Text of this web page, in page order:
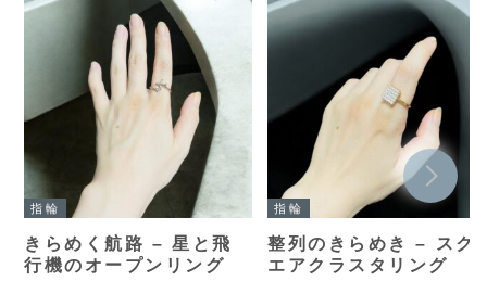
指輪
きらめく航路 – 星と飛
行機のオープンリング
指輪
整列のきらめき – スク
エアクラスタリング